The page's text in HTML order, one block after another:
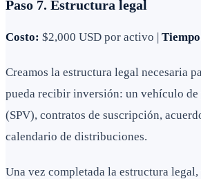
Paso 7. Estructura legal
Costo: $2,000 USD por activo |
Creamos la estructura legal necesaria
pueda recibir inversión: un vehículo de
(SPV), contratos de suscripción,
calendario de distribuciones.
Una vez completada la estructura